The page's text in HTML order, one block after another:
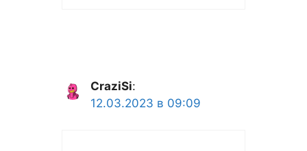
CraziSi:
12.03.2023 в 09:09